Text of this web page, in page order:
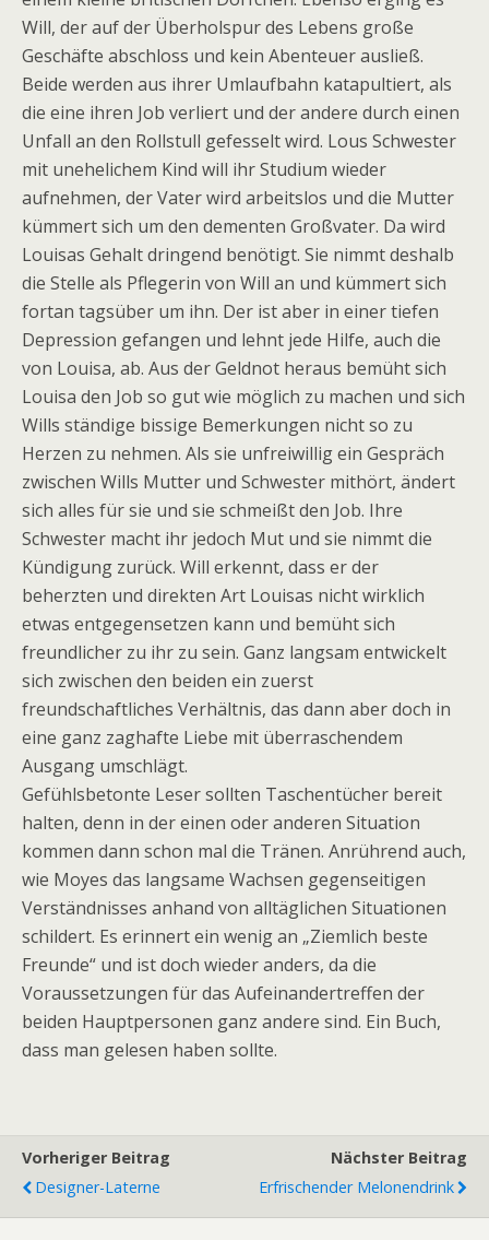
Will, der auf der Überholspur des Lebens große
Geschäfte abschloss und kein Abenteuer ausließ.
Beide werden aus ihrer Umlaufbahn katapultiert, als
die eine ihren Job verliert und der andere durch einen
Unfall an den Rollstull gefesselt wird. Lous Schwester
mit unehelichem Kind will ihr Studium wieder
aufnehmen, der Vater wird arbeitslos und die Mutter
kümmert sich um den dementen Großvater. Da wird
Louisas Gehalt dringend benötigt. Sie nimmt deshalb
die Stelle als Pflegerin von Will an und kümmert sich
fortan tagsüber um ihn. Der ist aber in einer tiefen
Depression gefangen und lehnt jede Hilfe, auch die
von Louisa, ab. Aus der Geldnot heraus bemüht sich
Louisa den Job so gut wie möglich zu machen und sich
Wills ständige bissige Bemerkungen nicht so zu
Herzen zu nehmen. Als sie unfreiwillig ein Gespräch
zwischen Wills Mutter und Schwester mithört, ändert
sich alles für sie und sie schmeißt den Job. Ihre
Schwester macht ihr jedoch Mut und sie nimmt die
Kündigung zurück. Will erkennt, dass er der
beherzten und direkten Art Louisas nicht wirklich
etwas entgegensetzen kann und bemüht sich
freundlicher zu ihr zu sein. Ganz langsam entwickelt
sich zwischen den beiden ein zuerst
freundschaftliches Verhältnis, das dann aber doch in
eine ganz zaghafte Liebe mit überraschendem
Ausgang umschlägt.
Gefühlsbetonte Leser sollten Taschentücher bereit
halten, denn in der einen oder anderen Situation
kommen dann schon mal die Tränen. Anrührend auch,
wie Moyes das langsame Wachsen gegenseitigen
Verständnisses anhand von alltäglichen Situationen
schildert. Es erinnert ein wenig an „Ziemlich beste
Freunde“ und ist doch wieder anders, da die
Voraussetzungen für das Aufeinandertreffen der
beiden Hauptpersonen ganz andere sind. Ein Buch,
dass man gelesen haben sollte.
Vorheriger Beitrag
Designer-Laterne
Nächster Beitrag
Erfrischender Melonendrink